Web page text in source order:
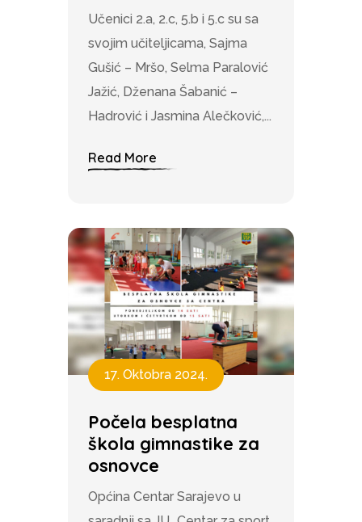
Učenici 2.a, 2.c, 5.b i 5.c su sa
svojim učiteljicama, Sajma
Gušić – Mršo, Selma Paralović
Jažić, Dženana Šabanić –
Hadrović i Jasmina Alečković,...
Read More
17. Oktobra 2024.
Počela besplatna
škola gimnastike za
osnovce
Općina Centar Sarajevo u